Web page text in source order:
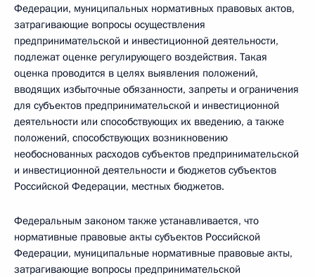
Федерации, муниципальных нормативных правовых актов,
затрагивающие вопросы осуществления
предпринимательской и инвестиционной деятельности,
подлежат оценке регулирующего воздействия. Такая
оценка проводится в целях выявления положений,
вводящих избыточные обязанности, запреты и ограничения
для субъектов предпринимательской и инвестиционной
деятельности или способствующих их введению, а также
положений, способствующих возникновению
необоснованных расходов субъектов предпринимательской
и инвестиционной деятельности и бюджетов субъектов
Российской Федерации, местных бюджетов.
Федеральным законом также устанавливается, что
нормативные правовые акты субъектов Российской
Федерации, муниципальные нормативные правовые акты,
затрагивающие вопросы предпринимательской